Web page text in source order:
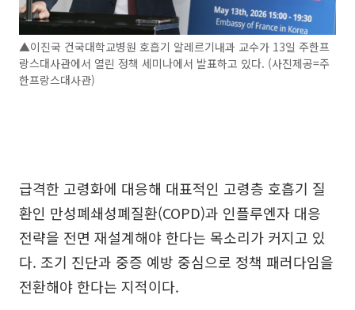
▲이진국 건국대학교병원 호흡기 알레르기내과 교수가 13일 주한프
랑스대사관에서 열린 정책 세미나에서 발표하고 있다. (사진제공=주
한프랑스대사관)
급격한 고령화에 대응해 대표적인 고령층 호흡기 질
환인 만성폐쇄성폐질환(COPD)과 인플루엔자 대응
전략을 전면 재설계해야 한다는 목소리가 커지고 있
다. 조기 진단과 중증 예방 중심으로 정책 패러다임을
전환해야 한다는 지적이다.